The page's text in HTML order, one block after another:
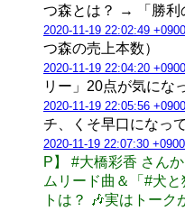
つ森とは？ → 「勝利
2020-11-19 22:02:49 +0900
つ森の売上本数）
2020-11-19 22:04:20 +0900
リー」20点が気にな
2020-11-19 22:05:56 +0900
チ、くそ早口になっ
2020-11-19 22:07:30 +0900
P】 #大橋彩香 さん
ムリード曲＆「#犬
トは？ 🎶実はトー